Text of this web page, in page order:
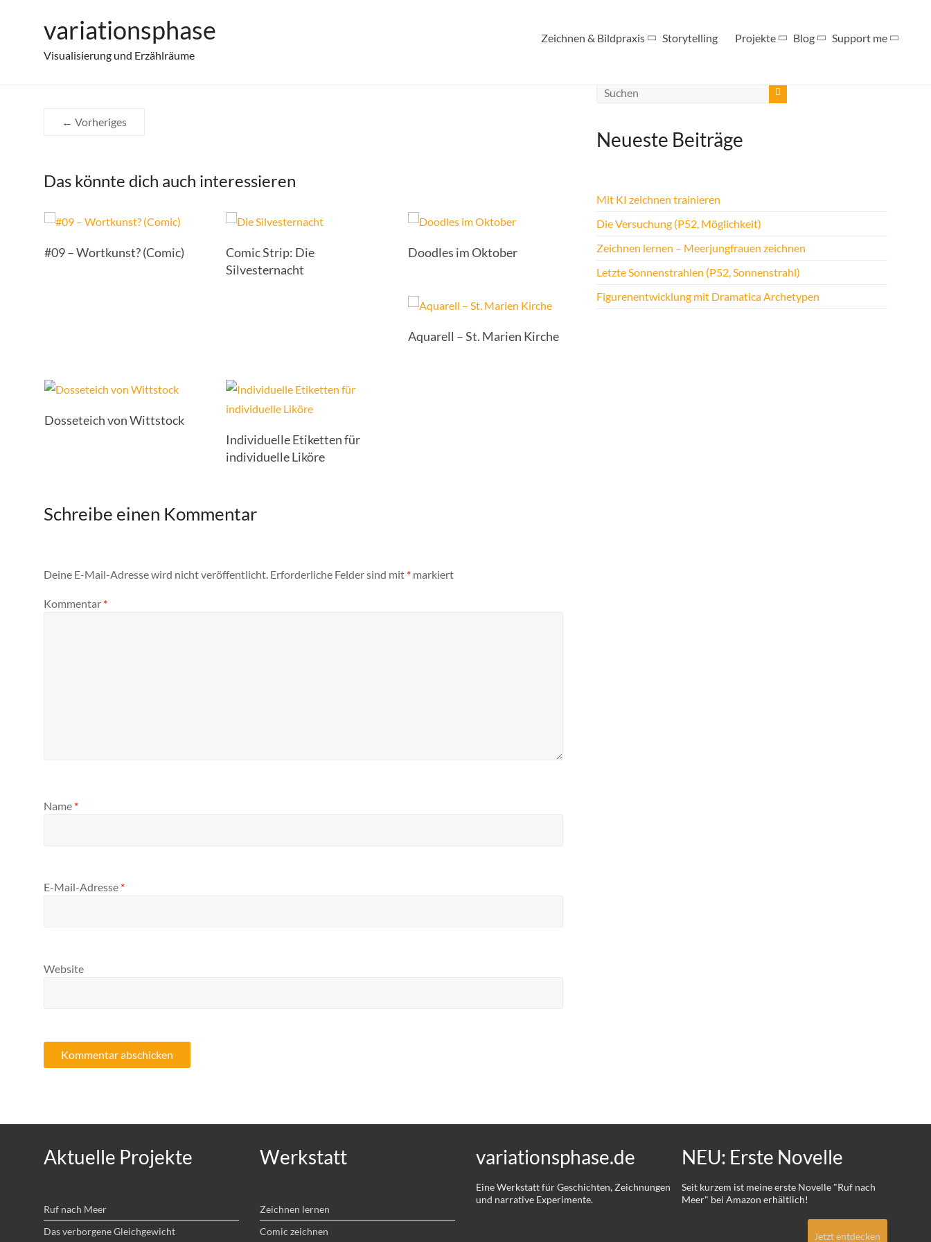
variationsphase
Visualisierung und Erzählräume
Zeichnen & Bildpraxis Storytelling Projekte Blog Support me
Weihnachtsmandalas zum Ausmalen
← Vorheriges
Das könnte dich auch interessieren
#09 – Wortkunst? (Comic)
Comic Strip: Die
Silvesternacht
Doodles im Oktober
Aquarell – St. Marien Kirche
Dosseteich von Wittstock
Individuelle Etiketten für
individuelle Liköre
Schreibe einen Kommentar
Deine E-Mail-Adresse wird nicht veröffentlicht. Erforderliche Felder sind mit * markiert
Kommentar *
Name *
E-Mail-Adresse *
Website
Neueste Beiträge
Mit KI zeichnen trainieren
Die Versuchung (P52, Möglichkeit)
Zeichnen lernen – Meerjungfrauen zeichnen
Letzte Sonnenstrahlen (P52, Sonnenstrahl)
Figurenentwicklung mit Dramatica Archetypen
Aktuelle Projekte
Ruf nach Meer
Das verborgene Gleichgewicht
Werkstatt
Zeichnen lernen
Comic zeichnen
variationsphase.de
Eine Werkstatt für Geschichten, Zeichnungen
und narrative Experimente.
NEU: Erste Novelle
Seit kurzem ist meine erste Novelle "Ruf nach
Meer" bei Amazon erhältlich!
Jetzt entdecken